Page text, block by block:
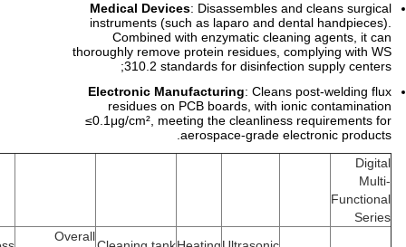
Medical Devices: Disassembles and cleans surgical
instruments (such as laparo and dental handpieces).
Combined with enzymatic cleaning agents, it can
thoroughly remove protein residues, complying with WS
310.2 standards for disinfection supply centers;
Electronic Manufacturing: Cleans post-welding flux
residues on PCB boards, with ionic contamination
≤0.1μg/cm², meeting the cleanliness requirements for
aerospace-grade electronic products.
Digital
Multi-
Functional
Series
Overall